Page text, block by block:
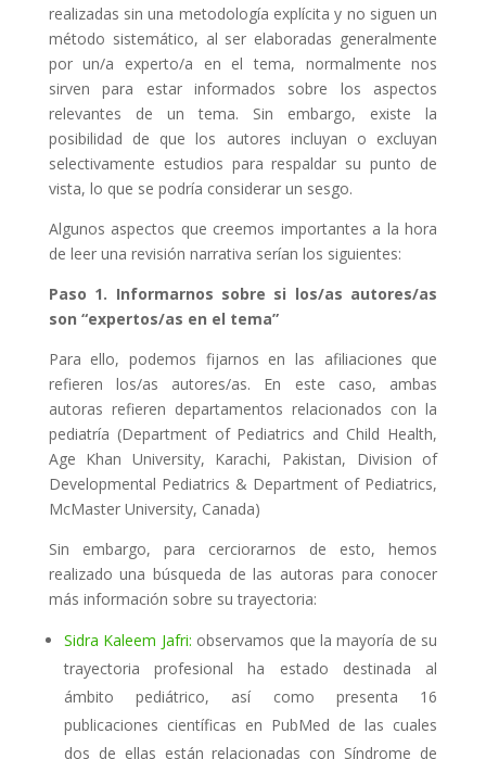
realizadas sin una metodología explícita y no siguen un
método sistemático, al ser elaboradas generalmente
por un/a experto/a en el tema, normalmente nos
sirven para estar informados sobre los aspectos
relevantes de un tema. Sin embargo, existe la
posibilidad de que los autores incluyan o excluyan
selectivamente estudios para respaldar su punto de
vista, lo que se podría considerar un sesgo.
Algunos aspectos que creemos importantes a la hora
de leer una revisión narrativa serían los siguientes:
Paso 1. Informarnos sobre si los/as autores/as
son “expertos/as en el tema”
Para ello, podemos fijarnos en las afiliaciones que
refieren los/as autores/as. En este caso, ambas
autoras refieren departamentos relacionados con la
pediatría (Department of Pediatrics and Child Health,
Age Khan University, Karachi, Pakistan, Division of
Developmental Pediatrics & Department of Pediatrics,
McMaster University, Canada)
Sin embargo, para cerciorarnos de esto, hemos
realizado una búsqueda de las autoras para conocer
más información sobre su trayectoria:
Sidra Kaleem Jafri: observamos que la mayoría de su
trayectoria profesional ha estado destinada al
ámbito pediátrico, así como presenta 16
publicaciones científicas en PubMed de las cuales
dos de ellas están relacionadas con Síndrome de